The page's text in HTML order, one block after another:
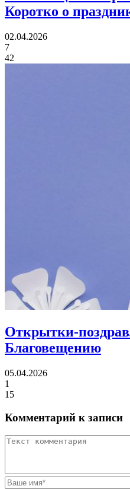
Коротко о
02.04.2026
7
42
Открытки-
Благовещению
05.04.2026
1
15
Комментарий к записи